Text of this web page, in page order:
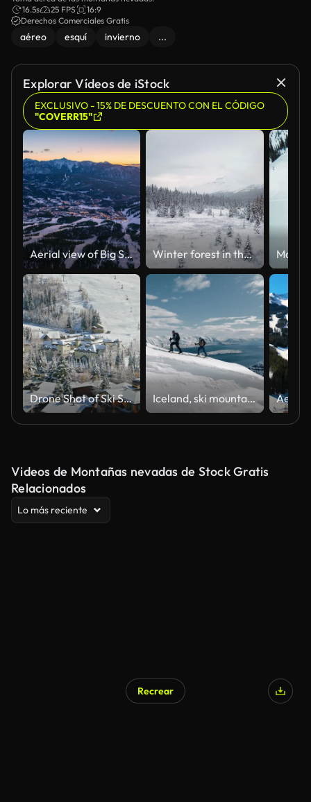
16.5s
25 FPS
16:9
Derechos Comerciales Gratis
aéreo esquí invierno ...
Explorar Vídeos de iStock
EXCLUSIVO - 15% DE DESCUENTO CON EL CÓDIGO
"COVERR15"
Aerial view of Big Sky at Sunrise Winter forest in the snow
Drone Shot of Ski Slope Base in Vail, CO Iceland, ski mountaineering men
Videos de Montañas nevadas de Stock Gratis
Relacionados
Lo más reciente
Recrear